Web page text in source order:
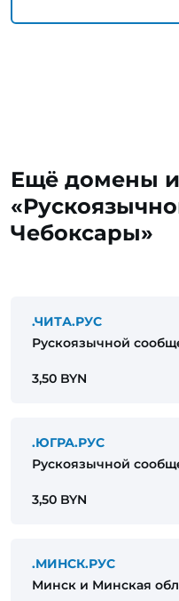
Ещё домены
Чебоксары»
.ЧИТА.РУС
Рускоязычной
3,50 BYN
.ЮГРА.РУС
Рускоязычной
3,50 BYN
.МИНСК.РУС
Минск и Минская